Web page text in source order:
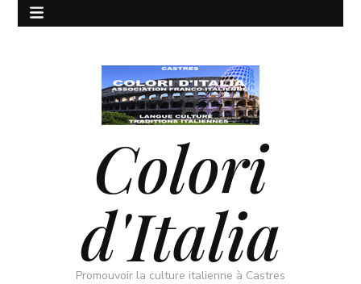
Colori
d'Italia
Promouvoir la culture italienne à Castres